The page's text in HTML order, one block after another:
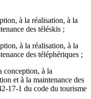
à la réalisation, à la
des téléskis ;
à la réalisation, à la
des téléphériques ;
conception, à la
et à la maintenance des
17-1 du code du tourisme